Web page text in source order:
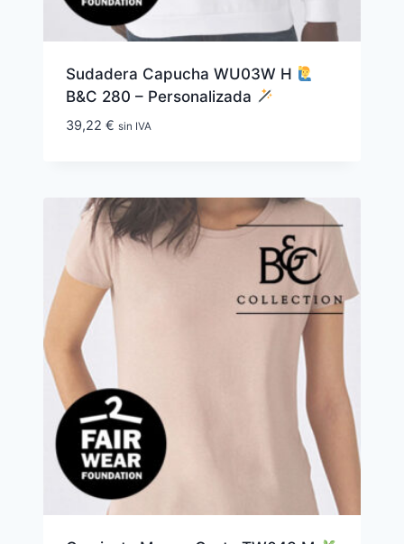
Sudadera Capucha WU03W H
B&C 280 – Personalizada
39,22 € sin IVA